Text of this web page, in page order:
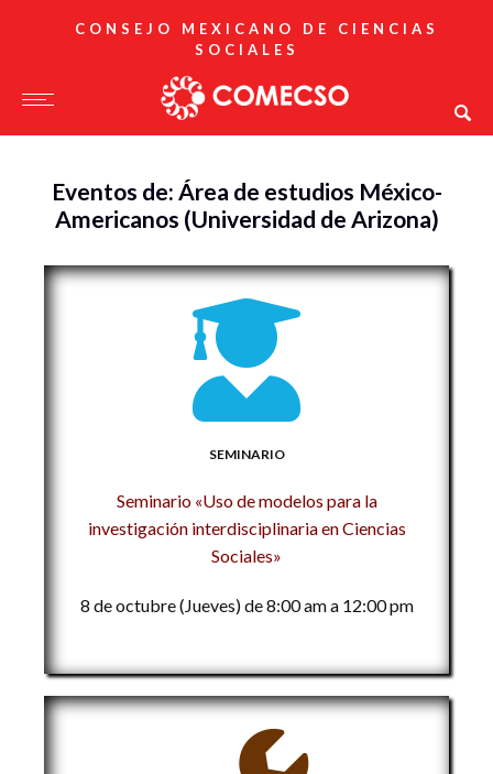
CONSEJO MEXICANO DE CIENCIAS
SOCIALES
Eventos de: Área de estudios México-
Americanos (Universidad de Arizona)
SEMINARIO
Seminario «Uso de modelos para la
investigación interdisciplinaria en Ciencias
Sociales»
8 de octubre (Jueves) de 8:00 am a 12:00 pm